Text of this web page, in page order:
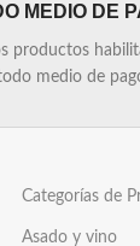
MEDIO DE
productos
medio de
Categorías de
Asado y vino